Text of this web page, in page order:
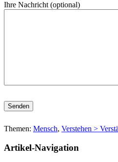
Ihre Nachricht (optional)
Bitte lasse dieses Feld leer.
Themen: Mensch, Verstehen >
Artikel-Navigation